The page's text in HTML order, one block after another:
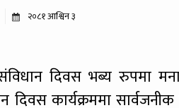
२०८१ आश्विन ३
दिवस भब्य रुपमा
दिवस कार्यक्रममा